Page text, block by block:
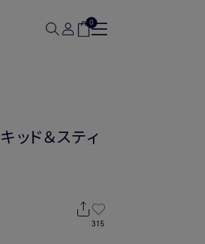
0
ッド＆スティ
315